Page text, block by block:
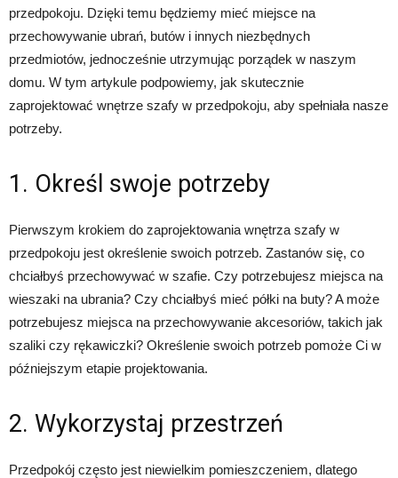
przedpokoju. Dzięki temu będziemy mieć miejsce na
przechowywanie ubrań, butów i innych niezbędnych
przedmiotów, jednocześnie utrzymując porządek w naszym
domu. W tym artykule podpowiemy, jak skutecznie
zaprojektować wnętrze szafy w przedpokoju, aby spełniała nasze
potrzeby.
1. Określ swoje potrzeby
Pierwszym krokiem do zaprojektowania wnętrza szafy w
przedpokoju jest określenie swoich potrzeb. Zastanów się, co
chciałbyś przechowywać w szafie. Czy potrzebujesz miejsca na
wieszaki na ubrania? Czy chciałbyś mieć półki na buty? A może
potrzebujesz miejsca na przechowywanie akcesoriów, takich jak
szaliki czy rękawiczki? Określenie swoich potrzeb pomoże Ci w
późniejszym etapie projektowania.
2. Wykorzystaj przestrzeń
Przedpokój często jest niewielkim pomieszczeniem, dlatego